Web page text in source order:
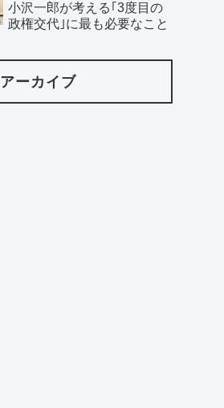
小沢一郎が考える｢3度目の
政権交代｣に最も必要なこと
アーカイブ